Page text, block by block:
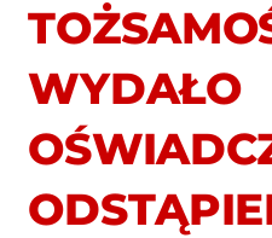
WYDAŁO